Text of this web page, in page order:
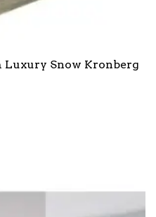
Snow Kronberg